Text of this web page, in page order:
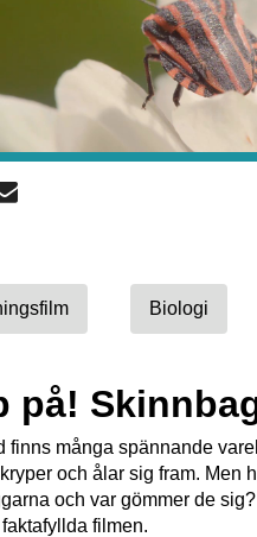
Biologi
på!
finns många spännande
och ålar sig fram. Men
och var gömmer de
filmen.